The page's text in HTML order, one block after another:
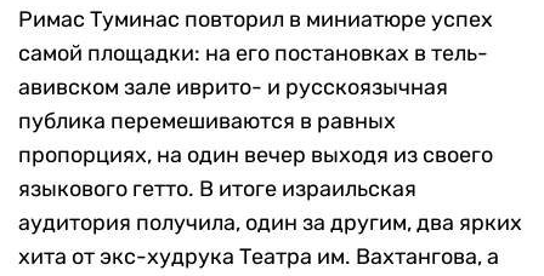
Римас Туминас повторил в миниатюре успех
самой площадки: на его постановках в тель-
авивском зале иврито- и русскоязычная
публика перемешиваются в равных
пропорциях, на один вечер выходя из своего
языкового гетто. В итоге израильская
аудитория получила, один за другим, два ярких
хита от экс-худрука Театра им. Вахтангова, а